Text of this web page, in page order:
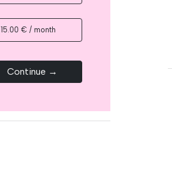
15.00 € / month
Continue →